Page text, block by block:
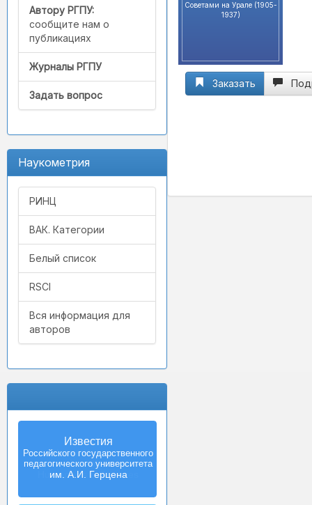
Автору РГПУ:
сообщите нам о
публикациях
Журналы РГПУ
Задать вопрос
Наукометрия
РИНЦ
ВАК. Категории
Белый список
RSCI
Вся информация для
авторов
Izvestia:
Herzen University
Journal of
Humanities & Sciences
Советами на Урале (1905-
1937)
Заказать